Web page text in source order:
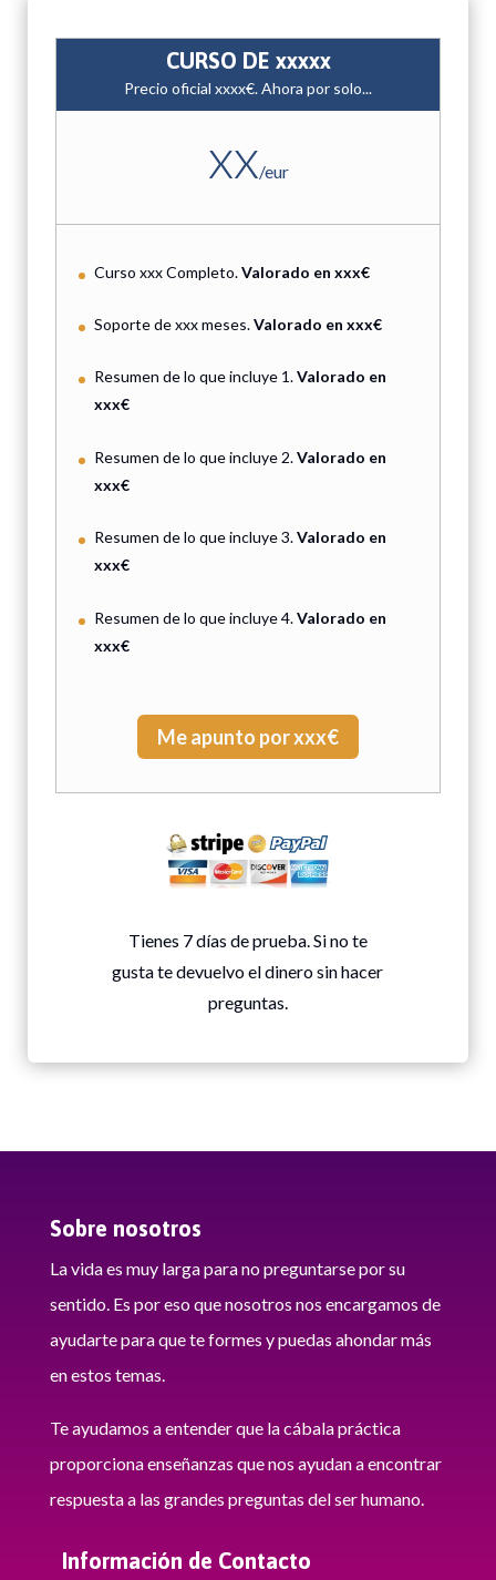
CURSO DE xxxxx
Precio oficial xxxx€. Ahora por solo...
xx/eur
Curso xxx Completo.Valorado en xxx€
Soporte de xxx meses.Valorado en xxx€
Resumen de lo que incluye 1.Valorado en
xxx€
Resumen de lo que incluye 2.Valorado en
xxx€
Resumen de lo que incluye 3.Valorado en
xxx€
Resumen de lo que incluye 4.Valorado en
xxx€
Me apunto por xxx€
Tienes 7 días de prueba. Si no te
gusta te devuelvo el dinero sin hacer
preguntas.
Sobre nosotros
La vida es muy larga para no preguntarse por su
sentido. Es por eso que nosotros nos encargamos de
ayudarte para que te formes y puedas ahondar más
en estos temas.
Te ayudamos a entender que la cábala práctica
proporciona enseñanzas que nos ayudan a encontrar
respuesta a las grandes preguntas del ser humano.
Información de Contacto